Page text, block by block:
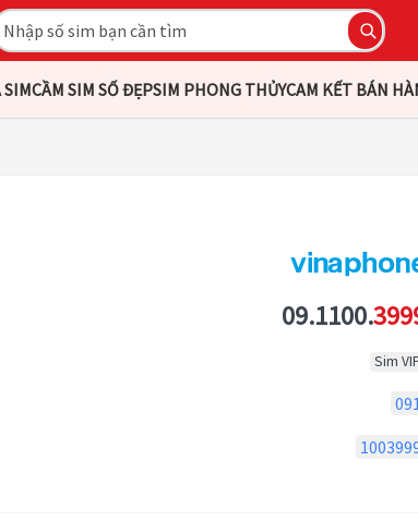
CẦM SIM SỐ ĐẸPSIM PHONG THỦYCAM KẾT BÁN
09.1100.
Sim